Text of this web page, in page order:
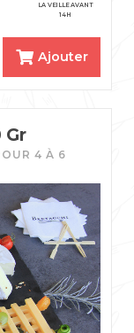
LA VEILLE AVANT
14H
Ajouter
Gr
4 À 6